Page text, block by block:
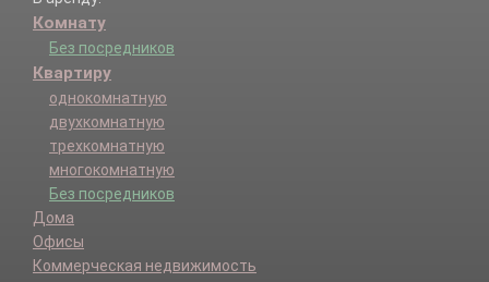
Комнату
Без посредников
Квартиру
однокомнатную
двухкомнатную
трехкомнатную
многокомнатную
Без посредников
Дома
Офисы
Коммерческая недвижимость